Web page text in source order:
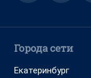
Города сети
Екатеринбург